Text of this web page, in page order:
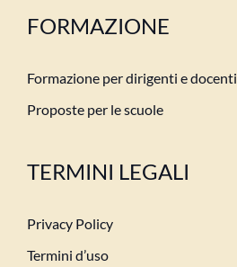
FORMAZIONE
Formazione per dirigenti e docenti
Proposte per le scuole
TERMINI LEGALI
Privacy Policy
Termini d’uso